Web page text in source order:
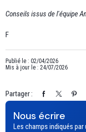
Conseils issus de l'équipe
F
Publié le : 02/04/2026
Mis à jour le : 24/07/2026
Partager :
Nous écrire
Les champs indiqués